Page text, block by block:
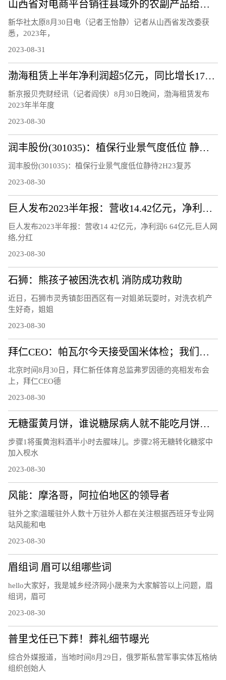
山西省对电商平台销往县域外的农副产品给予补贴
新华社太原8月30日电（记者王怡静）记者从山西省发改委获
悉，2023年，
2023-08-31
渤海租赁上半年净利润超5亿元，同比增长170.45%
新京报贝壳财经讯（记者阎侠）8月30日晚间，渤海租赁发布
2023年半年度
2023-08-30
润丰股份(301035)：植保行业景气度低位 静待2H23复苏
润丰股份(301035)：植保行业景气度低位静待2H23复苏
2023-08-30
巨人发布2023半年报：营收14.42亿元，净利润6.64亿元
巨人发布2023半年报：营收14 42亿元，净利润6 64亿元,巨人网
络,分红
2023-08-30
石狮：熊孩子被困洗衣机 消防成功救助
近日，石狮市灵秀镇彭田西区有一对姐弟玩耍时，对洗衣机产
生好奇，姐姐
2023-08-30
拜仁CEO：帕瓦尔今天接受国米体检；我们正在寻找他的替代者
北京时间8月30日，拜仁新任体育总监弗罗因德的亮相发布会
上，拜仁CEO德
2023-08-30
无糖蛋黄月饼，谁说糖尿病人就不能吃月饼，这个中秋节你也有口福
步骤1将蛋黄泡料酒半小时去腥味儿。步骤2将无糖转化糖浆中
加入枧水
2023-08-30
风能：摩洛哥，阿拉伯地区的领导者
驻外之家|温暖驻外人数十万驻外人都在关注根据西班牙专业网
站风能和电
2023-08-30
眉组词 眉可以组哪些词
hello大家好，我是城乡经济网小晟来为大家解答以上问题，眉
组词，眉可
2023-08-30
普里戈任已下葬！葬礼细节曝光
综合外媒报道，当地时间8月29日，俄罗斯私营军事实体瓦格纳
组织创始人